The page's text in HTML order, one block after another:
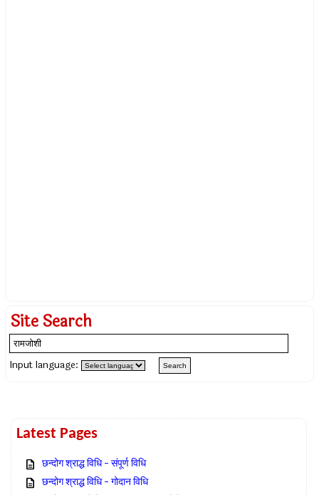
Site Search
Input language:
Latest Pages
छन्दोग श्राद्ध विधि – संपूर्ण विधि
छन्दोग श्राद्ध विधि – गोदान विधि